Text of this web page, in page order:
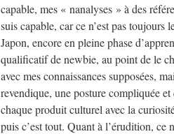
capable, mes « nanalyses » à des
suis capable, car ce n’est pas toujours
Japon, encore en pleine phase
qualificatif de newbie, au point de le
avec mes connaissances supposées,
revendique, une posture compliquée
chaque produit culturel avec la
puis c’est tout. Quant à l’érudition, ce